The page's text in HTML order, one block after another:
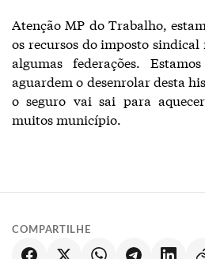
Atenção MP do Trabalho,
os recursos do imposto sindical
algumas federações.
aguardem o desenrolar desta
o seguro vai sai para
muitos município.
COMPARTILHE